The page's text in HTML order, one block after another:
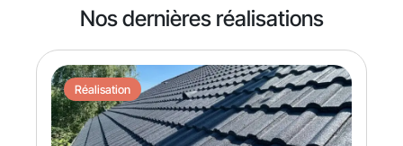
Nos dernières réalisations
Réalisation